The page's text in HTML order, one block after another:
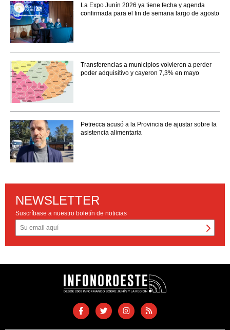
La Expo Junín 2026 ya tiene fecha y agenda
confirmada para el fin de semana largo de agosto
Transferencias a municipios volvieron a perder
poder adquisitivo y cayeron 7,3% en mayo
Petrecca acusó a la Provincia de ajustar sobre la
asistencia alimentaria
NEWSLETTER
Suscríbase a nuestro boletín de noticias